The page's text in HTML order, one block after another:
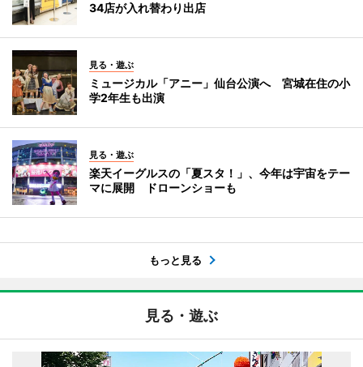
34店が入れ替わり出店
見る・遊ぶ
ミュージカル「アニー」仙台公演へ 宮城在住の小
学2年生も出演
見る・遊ぶ
楽天イーグルスの「夏スタ！」、今年は宇宙をテー
マに展開 ドローンショーも
もっと見る
見る・遊ぶ